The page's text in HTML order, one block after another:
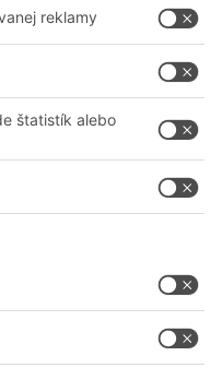
výrobné závody